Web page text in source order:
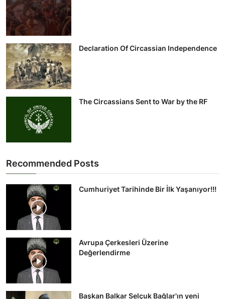
Declaration Of Circassian Independence
The Circassians Sent to War by the RF
Recommended Posts
Cumhuriyet Tarihinde Bir İlk Yaşanıyor!!!
Avrupa Çerkesleri Üzerine
Değerlendirme
Başkan Balkar Selçuk Bağlar'ın yeni